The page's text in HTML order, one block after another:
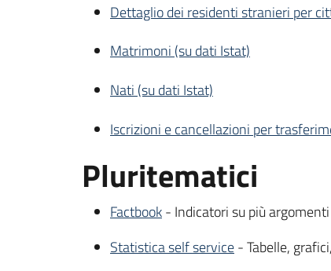
Dettaglio dei residenti stranieri per
Matrimoni (su dati Istat)
Nati (su dati Istat)
Iscrizioni e cancellazioni per
Pluritematici
Factbook- Indicatori su più
Statistica self service- Tabelle,